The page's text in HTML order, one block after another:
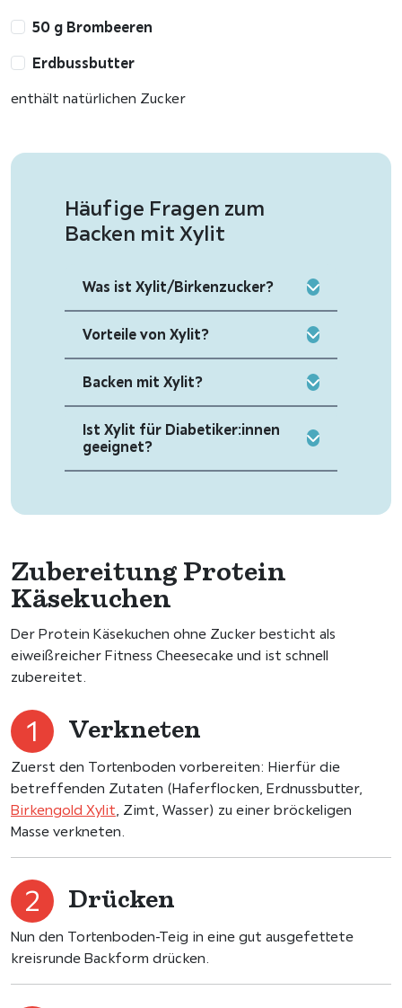
50 g Brombeeren
Erdbussbutter
enthält natürlichen Zucker
Häufige Fragen zum
Backen mit Xylit
Was ist Xylit/Birkenzucker?
Vorteile von Xylit?
Backen mit Xylit?
Ist Xylit für Diabetiker:innen
geeignet?
Zubereitung Protein
Käsekuchen
Der Protein Käsekuchen ohne Zucker besticht als
eiweißreicher Fitness Cheesecake und ist schnell
zubereitet.
Verkneten
Zuerst den Tortenboden vorbereiten: Hierfür die
betreffenden Zutaten (Haferflocken, Erdnussbutter,
Birkengold Xylit , Zimt, Wasser) zu einer bröckeligen
Masse verkneten.
Drücken
Nun den Tortenboden-Teig in eine gut ausgefettete
kreisrunde Backform drücken.